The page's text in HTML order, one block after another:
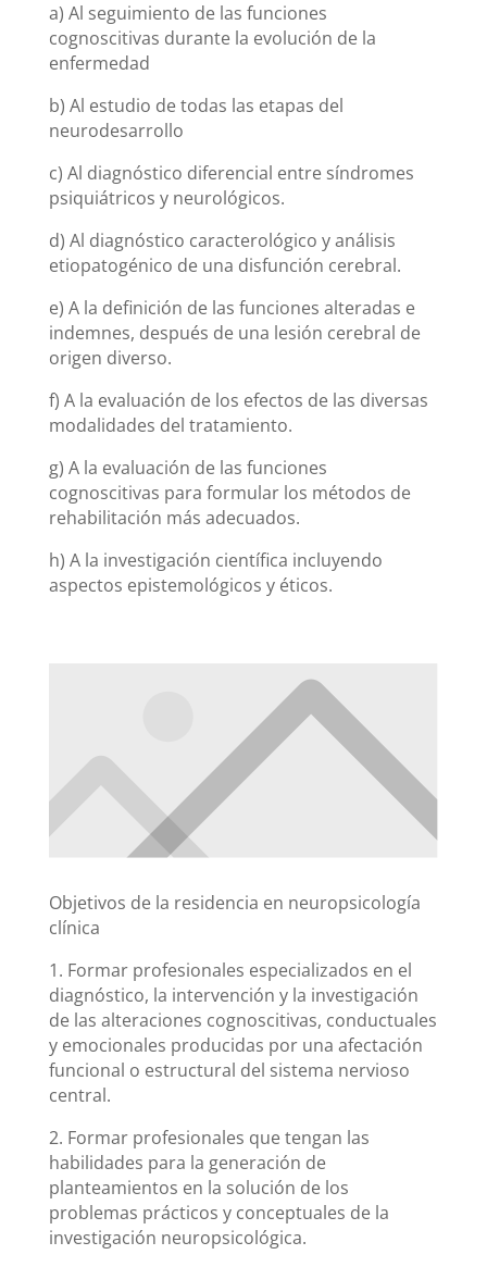
a) Al seguimiento de las funciones
cognoscitivas durante la evolución de la
enfermedad
b) Al estudio de todas las etapas del
neurodesarrollo
c) Al diagnóstico diferencial entre síndromes
psiquiátricos y neurológicos.
d) Al diagnóstico caracterológico y análisis
etiopatogénico de una disfunción cerebral.
e) A la definición de las funciones alteradas e
indemnes, después de una lesión cerebral de
origen diverso.
f) A la evaluación de los efectos de las diversas
modalidades del tratamiento.
g) A la evaluación de las funciones
cognoscitivas para formular los métodos de
rehabilitación más adecuados.
h) A la investigación científica incluyendo
aspectos epistemológicos y éticos.
Objetivos de la residencia en neuropsicología
clínica
1. Formar profesionales especializados en el
diagnóstico, la intervención y la investigación
de las alteraciones cognoscitivas, conductuales
y emocionales producidas por una afectación
funcional o estructural del sistema nervioso
central.
2. Formar profesionales que tengan las
habilidades para la generación de
planteamientos en la solución de los
problemas prácticos y conceptuales de la
investigación neuropsicológica.